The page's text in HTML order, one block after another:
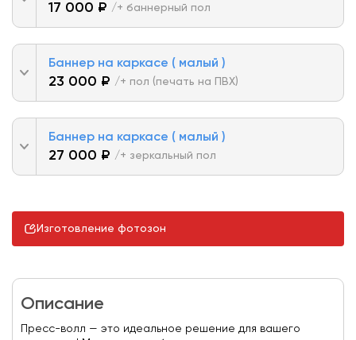
17 000 ₽ /+ баннерный пол
Баннер на каркасе ( малый )
23 000 ₽ /+ пол (печать на ПВХ)
Баннер на каркасе ( малый )
27 000 ₽ /+ зеркальный пол
Изготовление фотозон
Описание
Пресс-волл — это идеальное решение для вашего